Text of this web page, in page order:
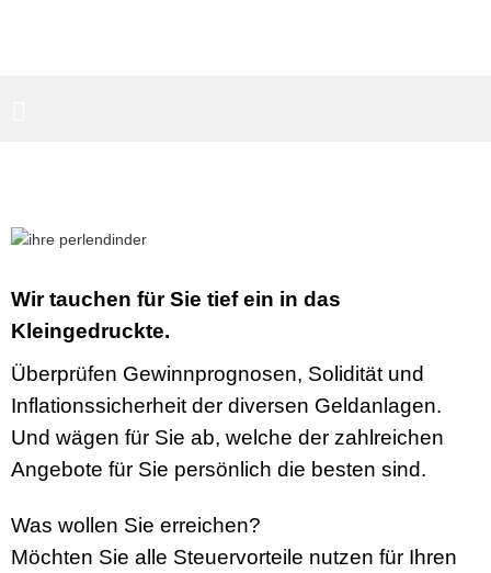
Wir tauchen für Sie tief ein in das
Kleingedruckte.
Überprüfen Gewinnprognosen, Solidität und
Inflationssicherheit der diversen Geldanlagen.
Und wägen für Sie ab, welche der zahlreichen
Angebote für Sie persönlich die besten sind.
Was wollen Sie erreichen?
Möchten Sie alle Steuervorteile nutzen für Ihren